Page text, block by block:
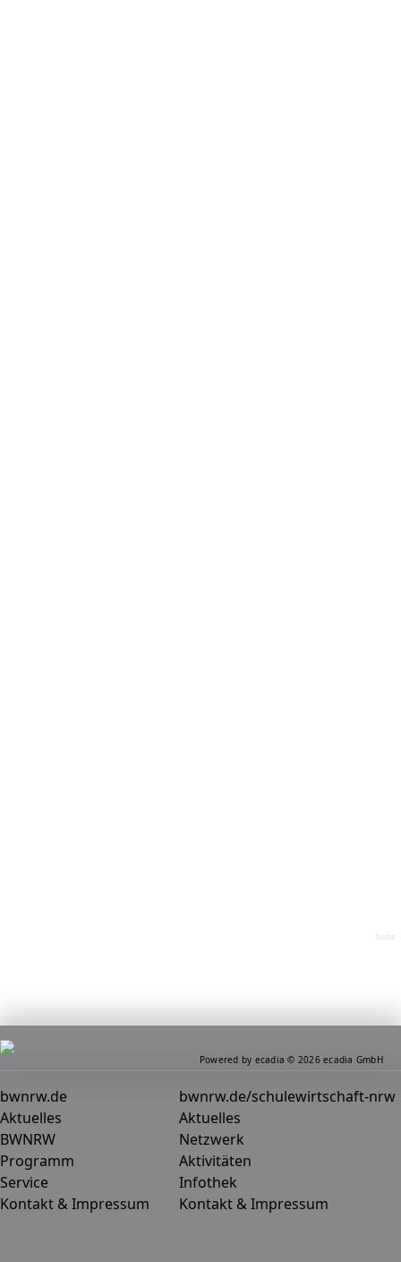
home
bwnrw.de
Aktuelles
BWNRW
Programm
Service
Kontakt & Impressum
bwnrw.de/schulewirtschaft-nrw
Aktuelles
Netzwerk
Aktivitäten
Infothek
Kontakt & Impressum
Powered by ecadia © 2026 ecadia GmbH